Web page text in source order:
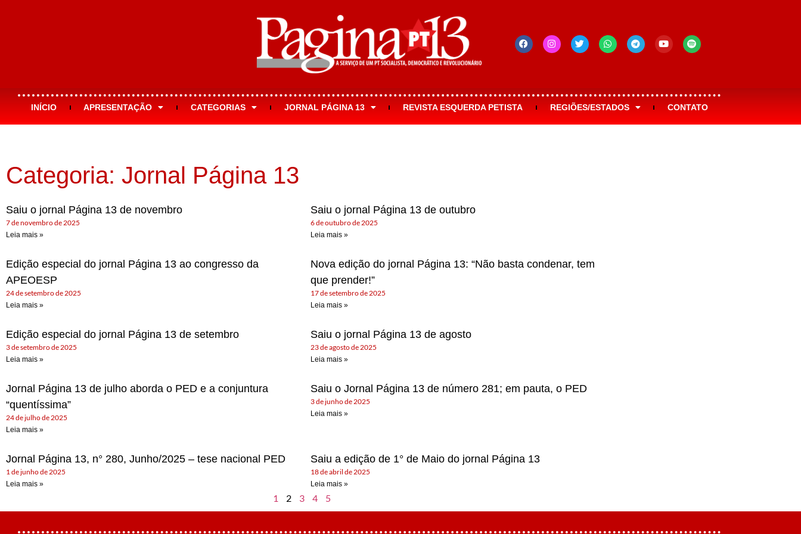
INÍCIO APRESENTAÇÃO CATEGORIAS JORNAL PÁGINA 13 REVISTA ESQUERDA PETISTA REGIÕES/ESTADOS CONTATO
Categoria: Jornal Página 13
Saiu o jornal Página 13 de novembro
7 de novembro de 2025
Leia mais »
Saiu o jornal Página 13 de outubro
6 de outubro de 2025
Leia mais »
Edição especial do jornal Página 13 ao congresso da
APEOESP
24 de setembro de 2025
Leia mais »
Nova edição do jornal Página 13: “Não basta condenar, tem
que prender!”
17 de setembro de 2025
Leia mais »
Edição especial do jornal Página 13 de setembro
3 de setembro de 2025
Leia mais »
Saiu o jornal Página 13 de agosto
23 de agosto de 2025
Leia mais »
Jornal Página 13 de julho aborda o PED e a conjuntura
“quentíssima”
24 de julho de 2025
Leia mais »
Saiu o Jornal Página 13 de número 281; em pauta, o PED
3 de junho de 2025
Leia mais »
Jornal Página 13, n° 280, Junho/2025 – tese nacional PED
1 de junho de 2025
Leia mais »
Saiu a edição de 1° de Maio do jornal Página 13
18 de abril de 2025
Leia mais »
1 2 3 4 5